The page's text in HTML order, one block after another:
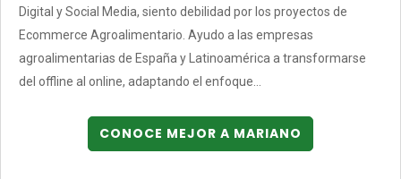
Digital y Social Media, siento debilidad por los proyectos de
Ecommerce Agroalimentario. Ayudo a las empresas
agroalimentarias de España y Latinoamérica a transformarse
del offline al online, adaptando el enfoque...
CONOCE MEJOR A MARIANO